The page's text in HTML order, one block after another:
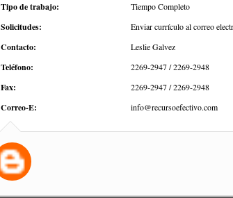
Tipo de trabajo: Tiempo Completo
Solicitudes: Enviar currículo al correo
Contacto: Leslie Galvez
Teléfono: 2269-2947 / 2269-2948
Fax: 2269-2947 / 2269-2948
Correo-E: info@recursoefectivo.com